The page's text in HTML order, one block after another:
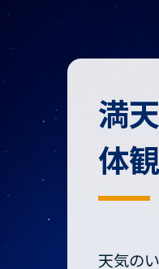
満
体
天気の